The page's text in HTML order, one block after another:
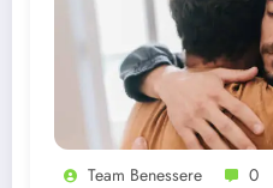
Team Benessere 0